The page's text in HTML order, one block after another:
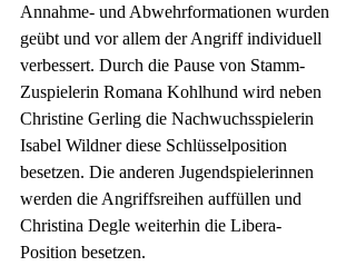
Annahme- und Abwehrformationen wurden
geübt und vor allem der Angriff individuell
verbessert. Durch die Pause von Stamm-
Zuspielerin Romana Kohlhund wird neben
Christine Gerling die Nachwuchsspielerin
Isabel Wildner diese Schlüsselposition
besetzen. Die anderen Jugendspielerinnen
werden die Angriffsreihen auffüllen und
Christina Degle weiterhin die Libera-
Position besetzen.